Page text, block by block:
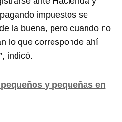
impuestos se
la buena, pero cuando no
lo que corresponde ahí
indicó.
y pequeñas en